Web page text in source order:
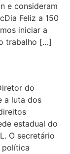
e consideram
Feliz a 150
iniciar a
trabalho […]
do
a luta dos
estadual do
O secretário
política